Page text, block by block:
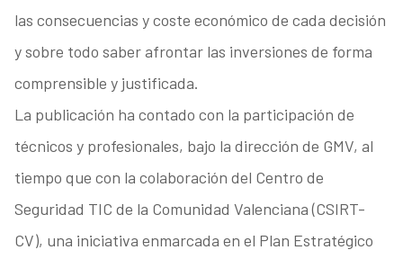
las consecuencias y coste económico de cada decisión
y sobre todo saber afrontar las inversiones de forma
comprensible y justificada.
La publicación ha contado con la participación de
técnicos y profesionales, bajo la dirección de GMV, al
tiempo que con la colaboración del Centro de
Seguridad TIC de la Comunidad Valenciana (CSIRT-
CV), una iniciativa enmarcada en el Plan Estratégico